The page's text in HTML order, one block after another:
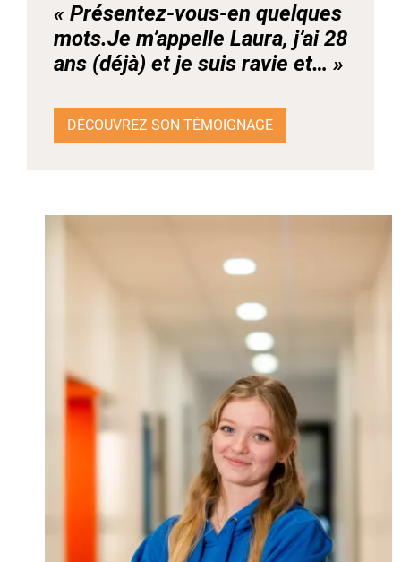
« Présentez-vous-en quelques
mots.Je m’appelle Laura, j’ai 28
ans (déjà) et je suis ravie et… »
DÉCOUVREZ SON TÉMOIGNAGE